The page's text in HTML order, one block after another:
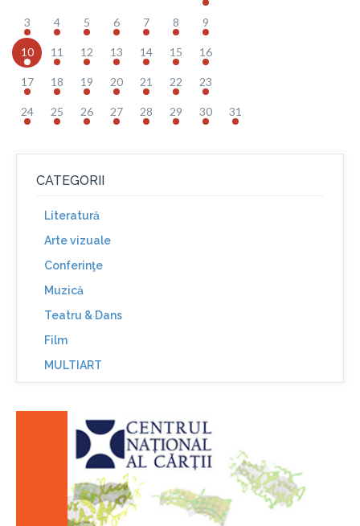
3 4 5 6 7 8 9
10 11 12 13 14 15 16
17 18 19 20 21 22 23
24 25 26 27 28 29 30 31
CATEGORII
Literatură
Arte vizuale
Conferinţe
Muzică
Teatru & Dans
Film
MULTIART